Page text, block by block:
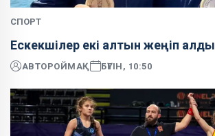
СПОРТ
Ескекшілер екі алтын жеңіп алды
АВТОРОЙМАҚ БҮГІН, 10:50